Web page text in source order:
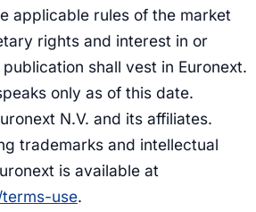
applicable rules of the market
rights and interest in or
shall vest in Euronext.
only as of this date.
N.V. and its affiliates.
trademarks and intellectual
is available at
use.